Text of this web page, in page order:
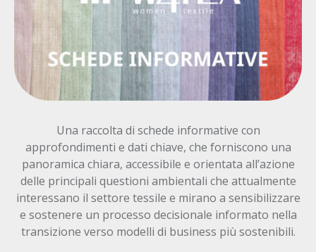
Una raccolta di schede informative con
approfondimenti e dati chiave, che forniscono una
panoramica chiara, accessibile e orientata all’azione
delle principali questioni ambientali che attualmente
interessano il settore tessile e mirano a sensibilizzare
e sostenere un processo decisionale informato nella
transizione verso modelli di business più sostenibili.